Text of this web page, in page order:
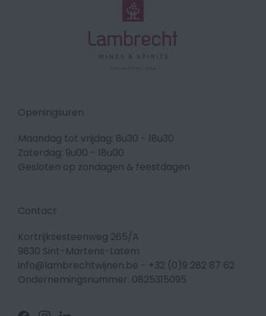
Openingsuren
Maandag tot vrijdag: 8u30 - 18u30
Zaterdag: 9u00 - 18u00
Gesloten op zondagen & feestdagen
Contact
Kortrijksesteenweg 265/A
9830 Sint-Martens-Latem
info@lambrechtwijnen.be - +32 (0)9 282 87 62
Ondernemingsnummer: 0825315095